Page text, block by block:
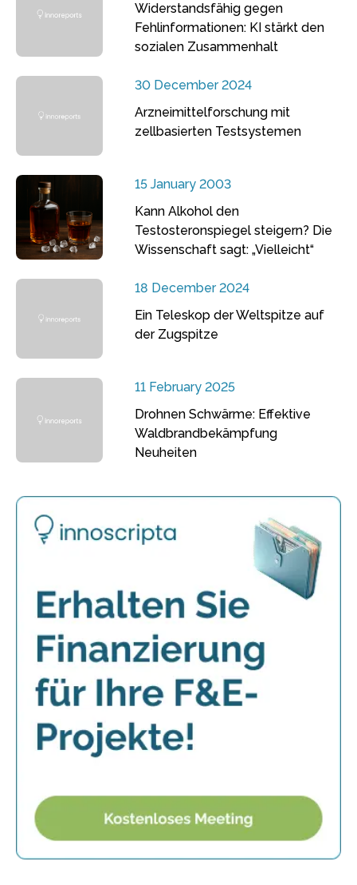
Widerstandsfähig gegen
Fehlinformationen: KI stärkt den
sozialen Zusammenhalt
30 December 2024
Arzneimittelforschung mit
zellbasierten Testsystemen
15 January 2003
Kann Alkohol den
Testosteronspiegel steigern? Die
Wissenschaft sagt: „Vielleicht“
18 December 2024
Ein Teleskop der Weltspitze auf
der Zugspitze
11 February 2025
Drohnen Schwärme: Effektive
Waldbrandbekämpfung
Neuheiten